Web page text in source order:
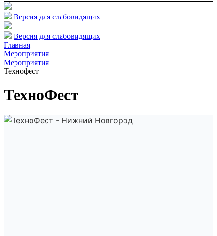
Версия для слабовидящих
Версия для слабовидящих
Главная
Мероприятия
Мероприятия
Технофест
ТехноФест